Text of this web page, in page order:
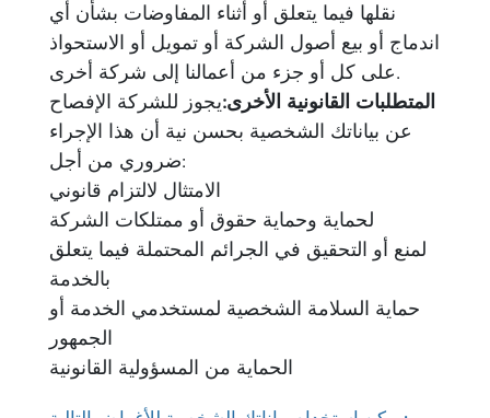
نقلها فيما يتعلق أو أثناء المفاوضات بشأن أي
اندماج أو بيع أصول الشركة أو تمويل أو الاستحواذ
على كل أو جزء من أعمالنا إلى شركة أخرى.
المتطلبات القانونية الأخرى:يجوز للشركة الإفصاح
عن بياناتك الشخصية بحسن نية أن هذا الإجراء
ضروري من أجل:
الامتثال لالتزام قانوني
لحماية وحماية حقوق أو ممتلكات الشركة
لمنع أو التحقيق في الجرائم المحتملة فيما يتعلق
بالخدمة
حماية السلامة الشخصية لمستخدمي الخدمة أو
الجمهور
الحماية من المسؤولية القانونية